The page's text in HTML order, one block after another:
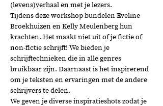
(levens)verhaal en met je lezers.
Tijdens deze workshop bundelen Eveline
Broekhuizen en Kelly Meulenberg hun
krachten. Het maakt niet uit of je fictie of
non-fictie schrijft! We bieden je
schrijftechnieken die in alle genres
bruikbaar zijn. Daarnaast is het inspirerend
om je teksten en ervaringen met de andere
schrijvers te delen.
We geven je diverse inspiratieshots zodat je